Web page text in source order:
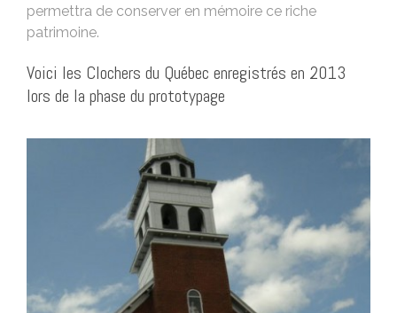
permettra de conserver en mémoire ce riche
patrimoine.
Voici les Clochers du Québec enregistrés en 2013
lors de la phase du prototypage